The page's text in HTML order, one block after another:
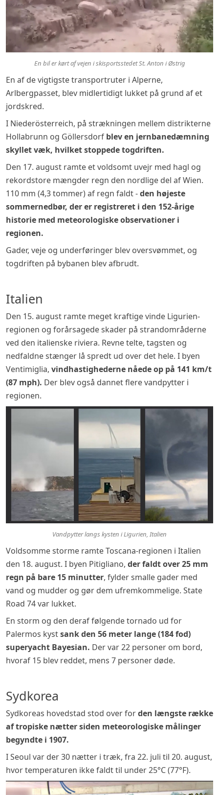
En bil er kørt af vejen i skisportsstedet St. Anton i Østrig
En af de vigtigste transportruter i Alperne,
Arlbergpasset, blev midlertidigt lukket på grund af et
jordskred.
I Niederösterreich, på strækningen mellem distrikterne
Hollabrunn og Göllersdorf blev en jernbanedæmning
skyllet væk, hvilket stoppede togdriften.
Den 17. august ramte et voldsomt uvejr med hagl og
rekordstore mængder regn den nordlige del af Wien.
110 mm (4,3 tommer) af regn faldt -den højeste
sommernedbør, der er registreret i den 152-årige
historie med meteorologiske observationer i
regionen.
Gader, veje og underføringer blev oversvømmet, og
togdriften på bybanen blev afbrudt.
Italien
Den 15. august ramte meget kraftige vinde Ligurien-
regionen og forårsagede skader på strandområderne
ved den italienske riviera. Revne telte, tagsten og
nedfaldne stænger lå spredt ud over det hele. I byen
Ventimiglia, vindhastighederne nåede op på 141 km/t
(87 mph). Der blev også dannet flere vandpytter i
regionen.
Vandpytter langs kysten i Ligurien, Italien
Voldsomme storme ramte Toscana-regionen i Italien
den 18. august. I byen Pitigliano, der faldt over 25 mm
regn på bare 15 minutter, fylder smalle gader med
vand og mudder og gør dem ufremkommelige. State
Road 74 var lukket.
En storm og den deraf følgende tornado ud for
Palermos kystsank den 56 meter lange (184 fod)
superyacht Bayesian. Der var 22 personer om bord,
hvoraf 15 blev reddet, mens 7 personer døde.
Sydkorea
Sydkoreas hovedstad stod over forden længste række
af tropiske nætter siden meteorologiske målinger
begyndte i 1907.
I Seoul var der 30 nætter i træk, fra 22. juli til 20. august,
hvor temperaturen ikke faldt til under 25°C (77°F).